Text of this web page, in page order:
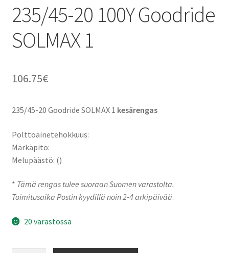
235/45-20 100Y Goodride
SOLMAX 1
106.75€
235/45-20 Goodride SOLMAX 1 kesärengas
Polttoainetehokkuus:
Märkäpito:
Melupäästö: ()
* Tämä rengas tulee suoraan Suomen varastolta.
Toimitusaika Postin kyydillä noin 2-4 arkipäivää.
20 varastossa